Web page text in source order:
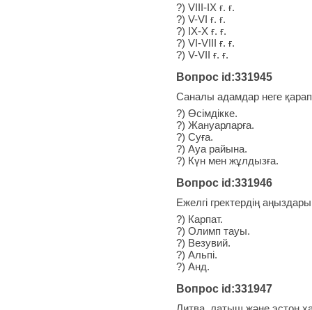
?) VІІІ-ІX ғ. ғ.
?) V-VІ ғ. ғ.
?) ІX-X ғ. ғ.
?) VІ-VІІІ ғ. ғ.
?) V-VІІ ғ. ғ.
Вопрос id:331945
Саналы адамдар неге қарап
?) Өсімдікке.
?) Жануарларға.
?) Суға.
?) Ауа райына.
?) Күн мен жұлдызға.
Вопрос id:331946
Ежелгі гректердің
?) Карпат.
?) Олимп тауы.
?) Везувий.
?) Альпі.
?) Анд.
Вопрос id:331947